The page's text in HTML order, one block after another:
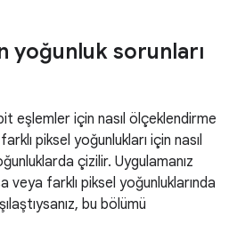
yoğunluk sorunları
eşlemler için nasıl ölçeklendirme
piksel yoğunlukları için nasıl
çizilir. Uygulamanız
farklı piksel yoğunluklarında
bu bölümü